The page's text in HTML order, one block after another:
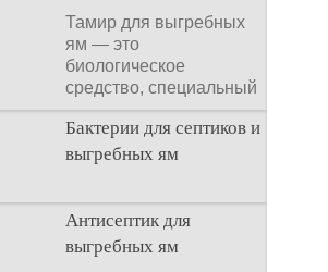
Тамир для выгребных
ям — это
биологическое
средство, специальный
концентрат, который
используется
Бактерии для септиков и
выгребных ям
Очистка
канализационного
стока или выгребной
Антисептик для
выгребных ям